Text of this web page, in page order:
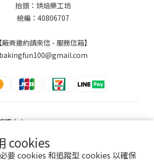
cookies
要 cookies 和追蹤型 cookies 以確保
抬頭：烘焙樂工坊
統編：40806707
【廠商邀約請來信 - 服務信箱】
bakingfun100@gmail.com
體中文